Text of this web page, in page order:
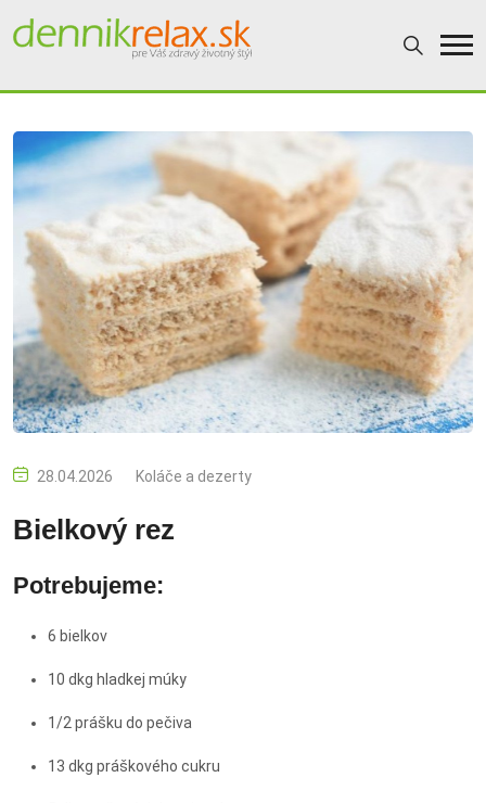
28.04.2026 Koláče a dezerty
Bielkový rez
Potrebujeme:
6 bielkov
10 dkg hladkej múky
1/2 prášku do pečiva
13 dkg práškového cukru